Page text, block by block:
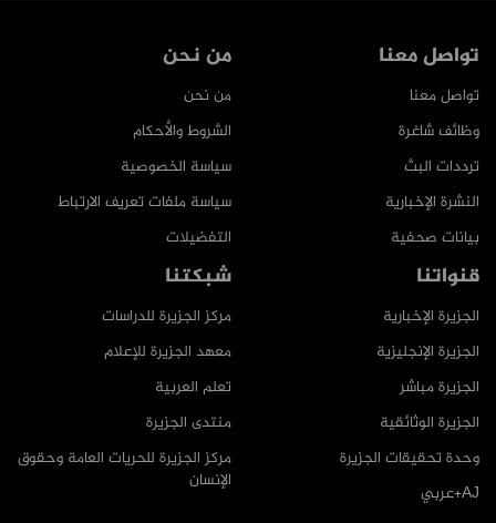
من نحن
من نحن
الشروط والأحكام
سياسة الخصوصية
سياسة ملفات تعريف الارتباط
التفضيلات
تواصل معنا
تواصل معنا
وظائف شاغرة
ترددات البث
النشرة الإخبارية
بيانات صحفية
شبكتنا
مركز الجزيرة للدراسات
معهد الجزيرة للإعلام
تعلم العربية
منتدى الجزيرة
مركز الجزيرة للحريات العامة وحقوق
الإنسان
قنواتنا
الجزيرة الإخبارية
الجزيرة الإنجليزية
الجزيرة مباشر
الجزيرة الوثائقية
وحدة تحقيقات الجزيرة
AJ+عربي